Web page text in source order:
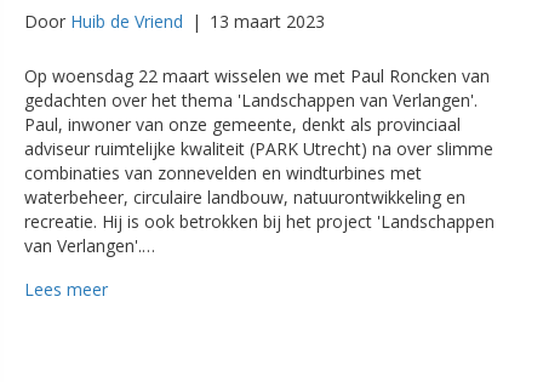
Door Huib de Vriend | 13 maart 2023
Op woensdag 22 maart wisselen we met Paul Roncken van
gedachten over het thema 'Landschappen van Verlangen'.
Paul, inwoner van onze gemeente, denkt als provinciaal
adviseur ruimtelijke kwaliteit (PARK Utrecht) na over slimme
combinaties van zonnevelden en windturbines met
waterbeheer, circulaire landbouw, natuurontwikkeling en
recreatie. Hij is ook betrokken bij het project 'Landschappen
van Verlangen'.…
Lees meer